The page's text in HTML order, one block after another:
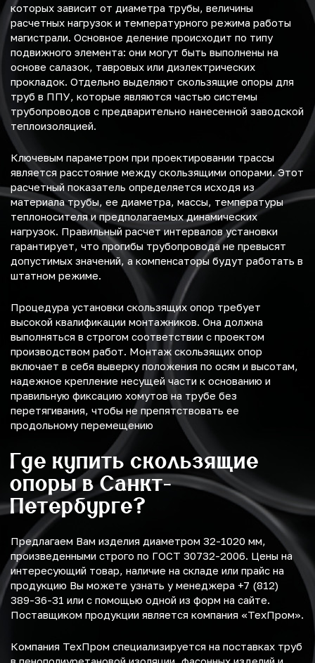
которых зависит от диаметра трубы, величины
расчетных нагрузок и температурного режима работы
магистрали. Основное деление происходит по типу
подвижного элемента: они могут быть выполнены на
основе салазок, тавровых или диэлектрических
прокладок. Отдельно выделяют скользящие опоры для
труб в ППУ, которые являются частью системы
трубопроводов с предварительно нанесенной заводской
теплоизоляцией.
Ключевым параметром при проектировании трассы
является расстояние между скользящими опорами. Этот
расчетный показатель определяется исходя из
материала трубы, ее диаметра, массы, температуры
теплоносителя и предполагаемых динамических
нагрузок. Правильный расчет интервалов установки
гарантирует, что прогибы трубопровода не превысят
допустимых значений, а компенсаторы будут работать в
штатном режиме.
Процедура установки скользящих опор требует
высокой квалификации монтажников. Она должна
выполняться в строгом соответствии с проектом
производством работ. Монтаж скользящих опор
включает в себя выверку положения по осям и высотам,
надежное крепление несущей части к основанию и
правильную фиксацию хомутов на трубе без
перетягивания, чтобы не препятствовать ее
продольному перемещению
Где купить скользящие
опоры в Санкт-
Петербурге?
Предлагаем Вам изделия диаметром 32-1020 мм,
произведенными строго по ГОСТ 30732-2006. Цены на
интересующий товар, наличие на складе или прайс на
продукцию Вы можете узнать у менеджера +7 (812)
389-36-31 или с помощью одной из форм на сайте.
Поставщиком продукции является компания «ТехПром».
Компания ТехПром специализируется на поставках труб